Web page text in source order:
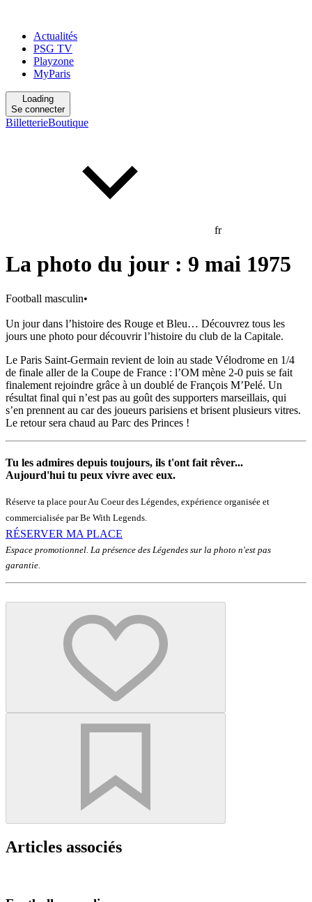
Actualités
PSG TV
Playzone
MyParis
Loading
Se connecter
BilletterieBoutique
fr
La photo du jour : 9 mai 1975
Football masculin•
Un jour dans l’histoire des Rouge et Bleu… Découvrez tous les
jours une photo pour découvrir l’histoire du club de la Capitale.
Le Paris Saint-Germain revient de loin au stade Vélodrome en 1/4
de finale aller de la Coupe de France : l’OM mène 2-0 puis se fait
finalement rejoindre grâce à un doublé de François M’Pelé. Un
résultat final qui n’est pas au goût des supporters marseillais, qui
s’en prennent au car des joueurs parisiens et brisent plusieurs vitres.
Le retour sera chaud au Parc des Princes !
Tu les admires depuis toujours, ils t'ont fait rêver...
Aujourd'hui tu peux vivre avec eux.
Réserve ta place pour Au Coeur des Légendes, expérience organisée et
commercialisée par Be With Legends.
RÉSERVER MA PLACE
Espace promotionnel. La présence des Légendes sur la photo n'est pas
garantie.
Articles associés